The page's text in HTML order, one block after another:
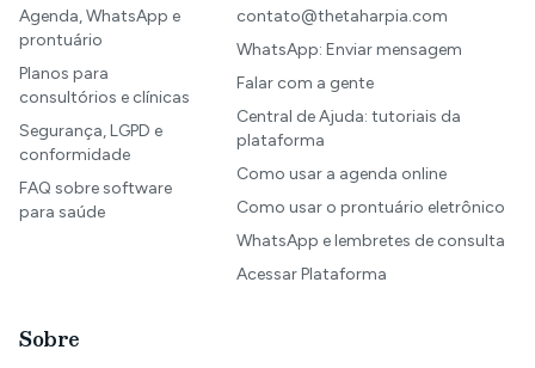
Agenda, WhatsApp e
prontuário
Planos para
consultórios e clínicas
Segurança, LGPD e
conformidade
FAQ sobre software
para saúde
contato@thetaharpia.com
WhatsApp: Enviar mensagem
Falar com a gente
Central de Ajuda: tutoriais da
plataforma
Como usar a agenda online
Como usar o prontuário eletrônico
WhatsApp e lembretes de consulta
Acessar Plataforma
Sobre